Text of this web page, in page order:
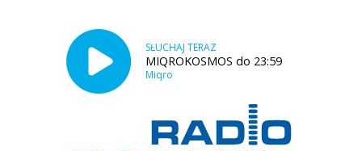
SŁUCHAJ TERAZ
MIQROKOSMOS do 23:59
Miqro